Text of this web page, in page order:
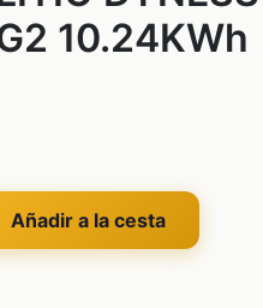
10.24KWh
Añadir a la cesta